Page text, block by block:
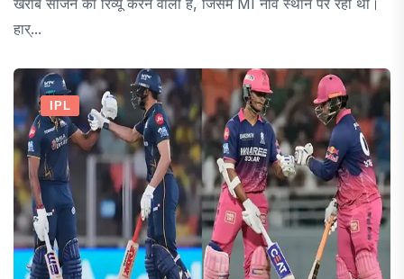
हार्...
IPL